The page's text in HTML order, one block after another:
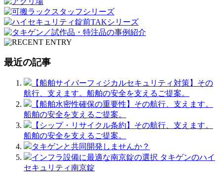
最近の記事
【船舶サイバーフィジカルセキュリティ対策】その
航行、支えます。船舶の安全を支えるご提案。
【船舶水密性確保の重要性】その航行、支えます。
船舶の安全を支えるご提案。
【シップ・リサイクル条約】その航行、支えます。
船舶の安全を支えるご提案。
タキゲンと共同開発しませんか？
インフラ設備に最適な南京錠の選択 タキゲンのハイ
セキュリティ南京錠